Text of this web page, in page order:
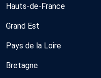
Hauts-de-France
Grand Est
Pays de la Loire
Bretagne